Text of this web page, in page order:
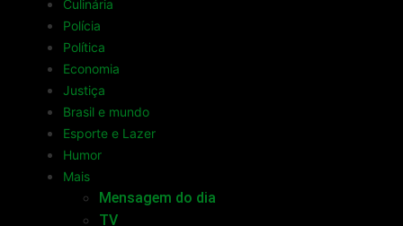
Culinária
Polícia
Política
Economia
Justiça
Brasil e mundo
Esporte e Lazer
Humor
Mais
Mensagem do dia
TV